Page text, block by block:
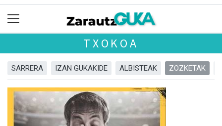
TXOKOA
SARRERA IZAN GUKAKIDE ALBISTEAK ZOZKETAK